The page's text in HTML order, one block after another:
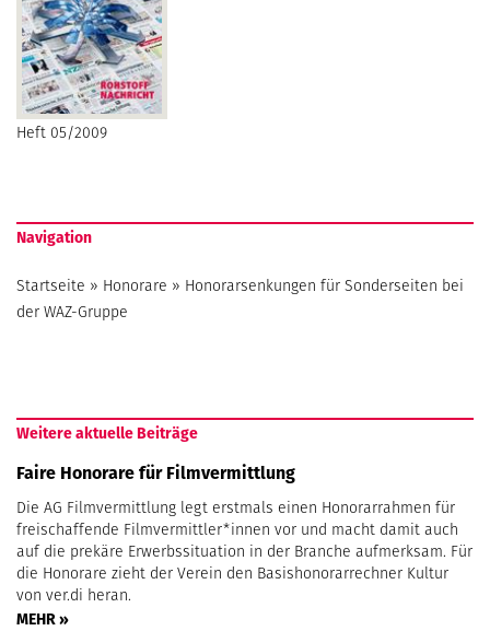
Heft 05/2009
Navigation
Startseite » Honorare » Honorarsenkungen für Sonderseiten bei
der WAZ-Gruppe
Weitere aktuelle Beiträge
Faire Honorare für Filmvermittlung
Die AG Filmvermittlung legt erstmals einen Honorarrahmen für
freischaffende Filmvermittler*innen vor und macht damit auch
auf die prekäre Erwerbssituation in der Branche aufmerksam. Für
die Honorare zieht der Verein den Basishonorarrechner Kultur
von ver.di heran.
MEHR »